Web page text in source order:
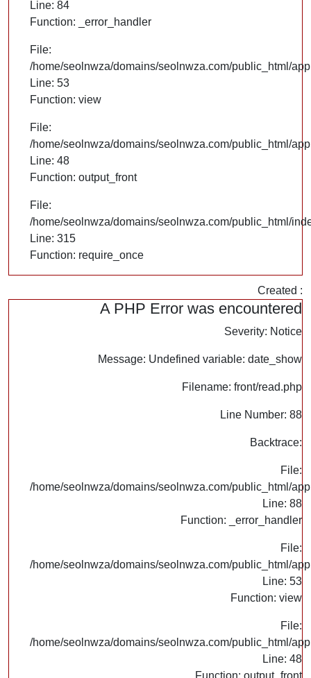
Line: 84
Function: _error_handler
File:
/home/seolnwza/domains/seolnwza.com/public_html/
Line: 53
Function: view
File:
/home/seolnwza/domains/seolnwza.com/public_html/
Line: 48
Function: output_front
File:
/home/seolnwza/domains/seolnwza.com/public_html/
Line: 315
Function: require_once
Created :
A PHP Error was encountered
Severity: Notice
Message: Undefined variable: date_show
Filename: front/read.php
Line Number: 88
Backtrace:
File:
/home/seolnwza/domains/seolnwza.com/public_html/
Line: 88
Function: _error_handler
File:
/home/seolnwza/domains/seolnwza.com/public_html/
Line: 53
Function: view
File:
/home/seolnwza/domains/seolnwza.com/public_html/
Line: 48
Function: output_front